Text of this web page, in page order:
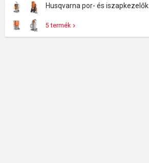
Husqvarna por- és iszapkezelők
5 termék